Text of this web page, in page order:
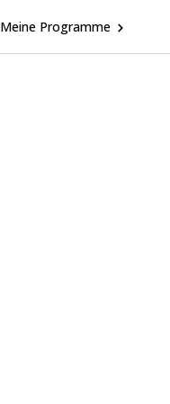
Meine Programme